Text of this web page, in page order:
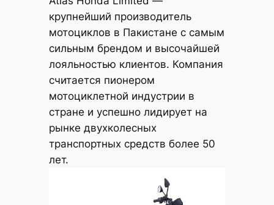
крупнейший производитель
мотоциклов в Пакистане с самым
сильным брендом и высочайшей
лояльностью клиентов. Компания
считается пионером
мотоциклетной индустрии в
стране и успешно лидирует на
рынке двухколесных
транспортных средств более 50
лет.